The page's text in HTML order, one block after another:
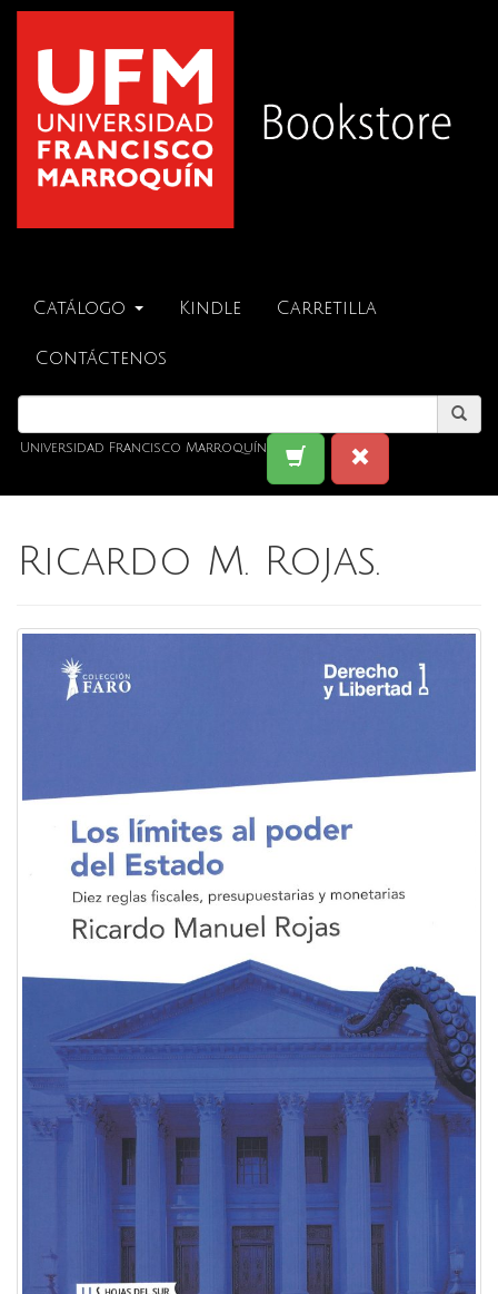
Catálogo Kindle Carretilla
Contáctenos
Universidad Francisco Marroquín
Ricardo M. Rojas.